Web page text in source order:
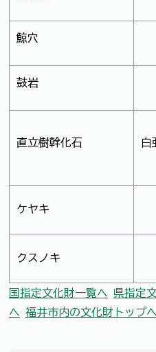
鯨穴
鼓岩
直立樹幹化石 白
ケヤキ
クスノキ
国指定文化財一覧へ 県指定
へ 福井市内の文化財トップへ